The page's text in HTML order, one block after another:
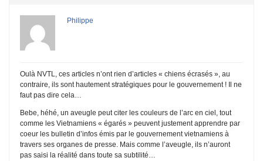
Philippe
Oulà NVTL, ces articles n’ont rien d’articles « chiens écrasés », au
contraire, ils sont hautement stratégiques pour le gouvernement ! Il ne
faut pas dire cela…
Bebe, héhé, un aveugle peut citer les couleurs de l’arc en ciel, tout
comme les Vietnamiens « égarés » peuvent justement apprendre par
coeur les bulletin d’infos émis par le gouvernement vietnamiens à
travers ses organes de presse. Mais comme l’aveugle, ils n’auront
pas saisi la réalité dans toute sa subtilité…